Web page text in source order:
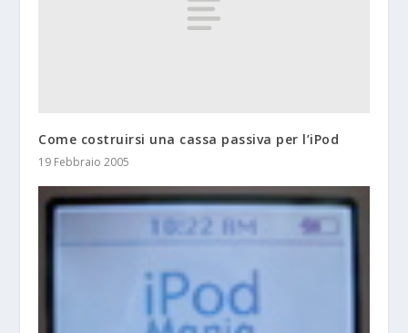
Come costruirsi una cassa passiva per l’iPod
19 Febbraio 2005